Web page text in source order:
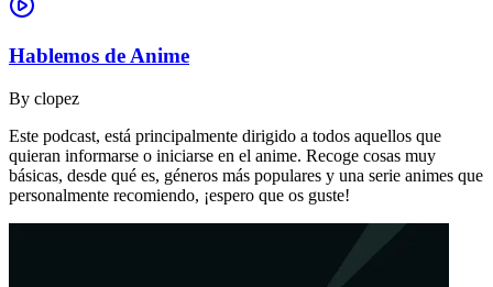
Hablemos de Anime
By clopez
Este podcast, está principalmente dirigido a todos aquellos que
quieran informarse o iniciarse en el anime. Recoge cosas muy
básicas, desde qué es, géneros más populares y una serie animes que
personalmente recomiendo, ¡espero que os guste!